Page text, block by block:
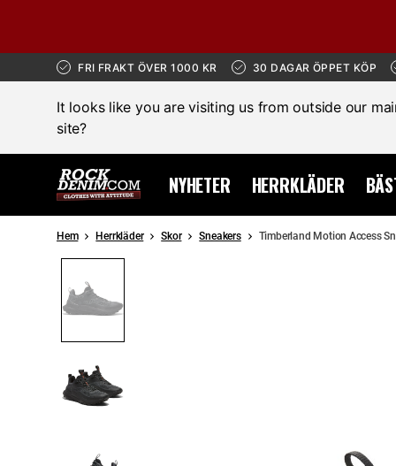
FRI FRAKT ÖVER 1000 KR 30 DAGAR ÖPPET KÖP
It looks like you are visiting us from outside our
site?
NYHETER HERRKLÄDER
Hem Herrkläder Skor Sneakers Timberland Motion Access